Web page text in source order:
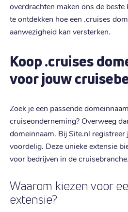
overdrachten maken ons de beste
te ontdekken hoe een .cruises
aanwezigheid kan versterken.
Koop .cruises
voor jouw
Zoek je een passende
cruiseonderneming? Overweeg
domeinnaam. Bij Site.nl registreer
voordelig. Deze unieke extensie
voor bedrijven in de cruisebranche.
Waarom kiezen voor
extensie?